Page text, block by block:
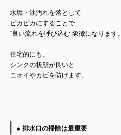
水垢・油汚れを落として
ピカピカにすることで
“良い流れを呼び込む”象徴になります。
住宅的にも、
シンクの状態が良いと
ニオイやカビを防げます。
● 排水口の掃除は最重要